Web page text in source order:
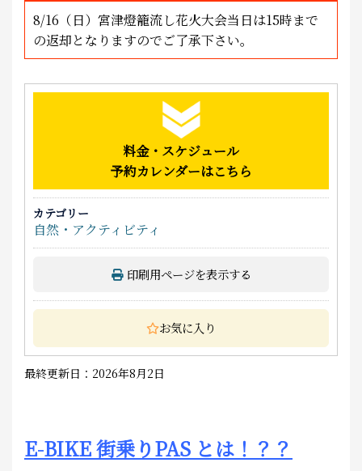
8/16（日）宮津燈籠流し花火大会当日は15時まで
の返却となりますのでご了承下さい。
料金・スケジュール
予約カレンダーはこちら
カテゴリー
自然・アクティビティ
印刷用ページを表示する
お気に入り
最終更新日：2026年8月2日
E-BIKE 街乗りPAS とは！？？